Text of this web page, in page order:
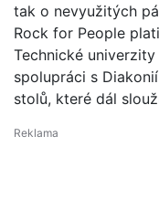
tak o nevyužitých
Rock for People
Technické
spolupráci s
stolů, které dál